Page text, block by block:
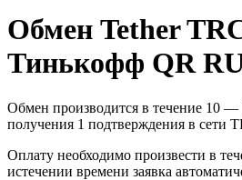
Обмен Tether
Тинькофф QR
Обмен производится в течение 10 —
получения 1 подтверждения в сети
Оплату необходимо произвести в
истечении времени заявка